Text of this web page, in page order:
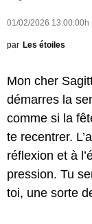
01/02/2026 13:00:00h
par Les étoiles
Mon cher
démarres la
comme si la
te recentrer.
réflexion et à
pression. Tu
toi, une sorte